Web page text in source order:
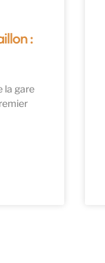
:
la gare